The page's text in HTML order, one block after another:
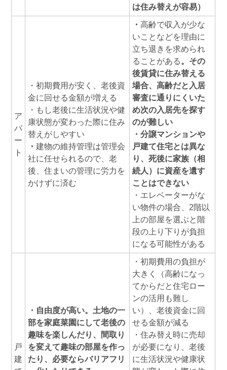
は住み替えが容易）
ア
パ
ー
ト
・初期費用が安く、老後資
金に回せる金額が増える
・もし老後に生活状況や健
康状態が変わった際に住み
替えがしやすい
・建物の維持管理は管理会
社に任せられるので、老
後、住まいの管理に労力を
かけずに済む
・高齢で収入が少な
いことなどを理由に
立ち退きを求められ
ることがある 。その
後賃貸に住み替える
場合、高齢だと入居
審査に通りにくいた
め次の入居先を探す
のが難しい
・分譲マンションや
戸建て住宅とは異な
り、死後に家族（相
続人）に資産を遺す
ことはできない
・エレベーターがな
い物件の場合、2階以
上の部屋を選ぶと階
段の上り下りが負担
になる可能性がある
戸
建
・自由度が高い。土地の一
部を家庭菜園にして老後の
趣味を楽しんだり、間取り
を変えて趣味の部屋を作っ
たり、必要ならバリアフリ
・初期費用の負担が
大きく（高齢になっ
てからだと住宅ロー
ンの活用も難し
い）、老後資金に回
せる金額が減る
・住み替え時に売却
が必要になり、老後
に生活状況や健康状